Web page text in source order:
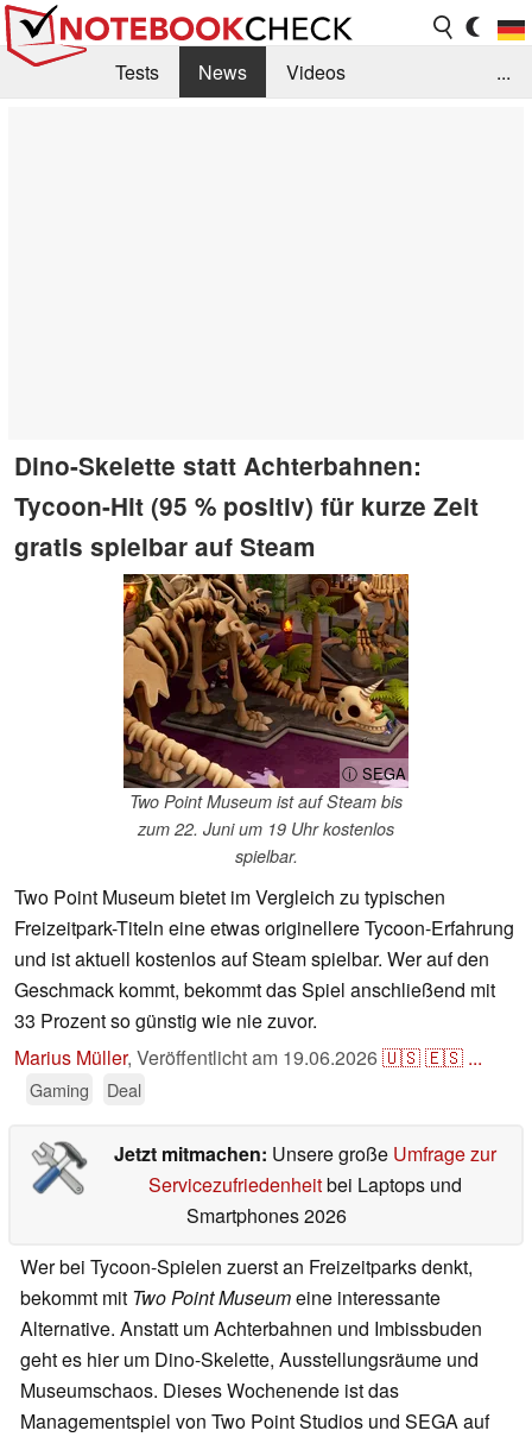
Tests News
Videos
...
Dino-Skelette statt Achterbahnen:
Tycoon-Hit (95 % positiv) für kurze Zeit
gratis spielbar auf Steam
ⓘ SEGA
Two Point Museum ist auf Steam bis
zum 22. Juni um 19 Uhr kostenlos
spielbar.
Two Point Museum bietet im Vergleich zu typischen
Freizeitpark-Titeln eine etwas originellere Tycoon-Erfahrung
und ist aktuell kostenlos auf Steam spielbar. Wer auf den
Geschmack kommt, bekommt das Spiel anschließend mit
33 Prozent so günstig wie nie zuvor.
Marius Müller, Veröffentlicht am 19.06.2026🇺🇸🇪🇸 ...
Gaming Deal
Jetzt mitmachen: Unsere große Umfrage zur
Servicezufriedenheitbei Laptops und
Smartphones 2026
Wer bei Tycoon-Spielen zuerst an Freizeitparks denkt,
bekommt mit Two Point Museumeine interessante
Alternative. Anstatt um Achterbahnen und Imbissbuden
geht es hier um Dino-Skelette, Ausstellungsräume und
Museumschaos. Dieses Wochenende ist das
Managementspiel von Two Point Studios und SEGA auf